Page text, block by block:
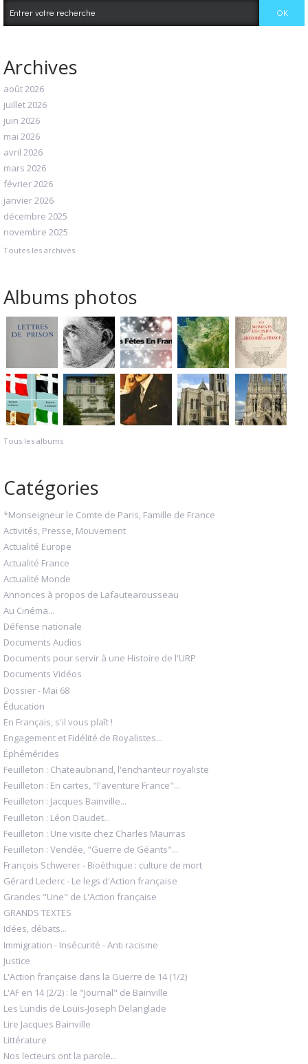
Archives
août 2026
juillet 2026
juin 2026
mai 2026
avril 2026
mars 2026
février 2026
janvier 2026
décembre 2025
novembre 2025
Toutes les archives
Albums photos
Tous les albums
Catégories
*Monseigneur le Comte de Paris, Famille de France
Activités, Presse, Mouvement
Actualité Europe
Actualité France
Actualité Monde
Annonces à propos de Lafautearousseau
Au Cinéma...
Défense nationale
Documents Audios
Documents pour servir à une Histoire de l'URP
Documents Vidéos
Dossier - Mai 68
Éducation
En Français, s'il vous plaît !
Engagement et Fidélité de Royalistes...
Éphémérides
Feuilleton : Chateaubriand, l'enchanteur royaliste
Feuilleton : En cartes, "l'aventure France"...
Feuilleton : Jacques Bainville...
Feuilleton : Léon Daudet...
Feuilleton : Une visite chez Charles Maurras
Feuilleton : Vendée, "Guerre de Géants"...
François Schwerer - Bioéthique : culture de mort
Gérard Leclerc - Le legs d'Action française
Grandes "Une" de L'Action française
GRANDS TEXTES
Idées, débats...
Immigration - Insécurité - Anti racisme
Justice
L'Action française dans la Guerre de 14 (1/2)
L'AF en 14 (2/2) : le "Journal" de Bainville
Les Lundis de Louis-Joseph Delanglade
Lire Jacques Bainville
Littérature
Nos lecteurs ont la parole...